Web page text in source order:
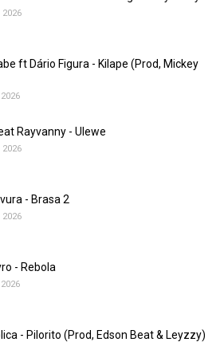
ft Dário Figura - Kilape (Prod, Mickey
Rayvanny - Ulewe
- Brasa 2
- Rebola
- Pilorito (Prod, Edson Beat & Leyzzy)